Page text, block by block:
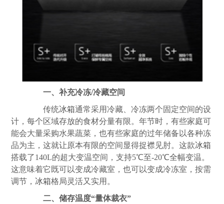
一、补充冷冻/冷藏空间
传统冰箱通常采用冷藏、冷冻两个固定空间的设
计，每个区域存放的食材分量有限。年节时，有些家庭可
能会大量采购水果蔬菜，也有些家庭的过年储备以各种冻
品为主，这就让原本有限的空间显得捉襟见肘。这款冰箱
搭载了140L的超大变温空间，支持5℃至-20℃全幅变温。
这意味着它既可以变成冷藏室，也可以变成冷冻室，按需
调节， 冰箱格局灵活又实用。
二、储存温度“量体裁衣”